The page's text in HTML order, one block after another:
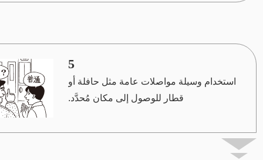
5
استخدام وسيلة مواصلات عامة مثل حافلة أو
قطار للوصول إلى مكان مُحدَّد.